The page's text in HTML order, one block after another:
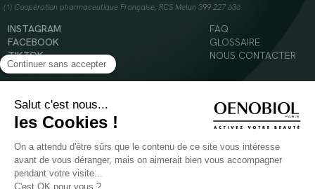
(1) Coopération pharmaceutique Française, RCS Melun 399 227 636
INSTAGRAM
FACEBOOK
TIKTOK
YOUTUBE
FAQ
GLOSSAIRE
NOUS CONTACTER
© 2024 Oenobiol Paris
Mentions légales
Politique en matière de cookies
POUR VOTRE SANTÉ, MANGEZ AU MOINS CINQ FRUITS ET LÉGUMES PAR JOUR -